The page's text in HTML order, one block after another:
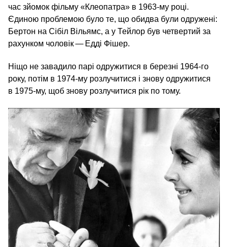
час зйомок фільму «Клеопатра» в 1963-му році.
Єдиною проблемою було те, що обидва були одружені:
Бертон на Сібіл Вільямс, а у Тейлор був четвертий за
рахунком чоловік — Едді Фішер.
Ніщо не завадило парі одружитися в березні 1964-го
року, потім в 1974-му розлучитися і знову одружитися
в 1975-му, щоб знову розлучитися рік по тому.